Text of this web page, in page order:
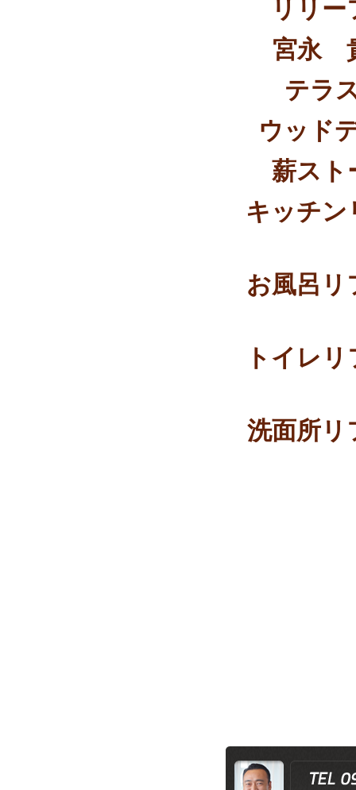
リリ
宮永
テラ
ウッド
薪スト
キッチン
お風呂リ
トイレ
洗面所リ